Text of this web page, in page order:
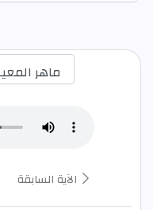
الآية السابقة